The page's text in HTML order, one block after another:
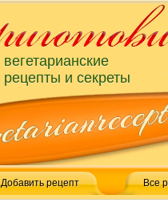
вегетарианские
рецепты и секреты
Добавить рецепт Все